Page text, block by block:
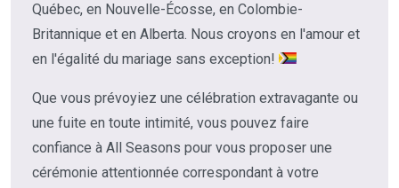
Québec, en Nouvelle-Écosse, en Colombie-
Britannique et en Alberta. Nous croyons en l'amour et
en l'égalité du mariage sans exception!
Que vous prévoyiez une célébration extravagante ou
une fuite en toute intimité, vous pouvez faire
confiance à All Seasons pour vous proposer une
cérémonie attentionnée correspondant à votre